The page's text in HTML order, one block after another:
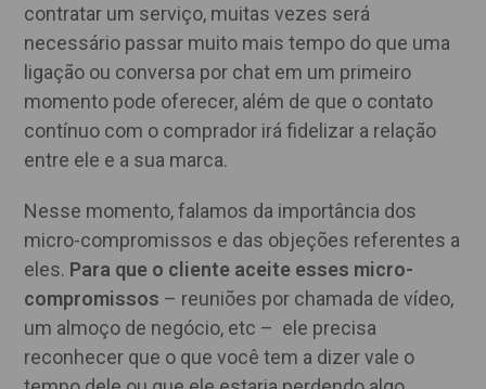
contratar um serviço, muitas vezes será
necessário passar muito mais tempo do que uma
ligação ou conversa por chat em um primeiro
momento pode oferecer, além de que o contato
contínuo com o comprador irá fidelizar a relação
entre ele e a sua marca.
Nesse momento, falamos da importância dos
micro-compromissos e das objeções referentes a
eles. Para que o cliente aceite esses micro-
compromissos – reuniões por chamada de vídeo,
um almoço de negócio, etc – ele precisa
reconhecer que o que você tem a dizer vale o